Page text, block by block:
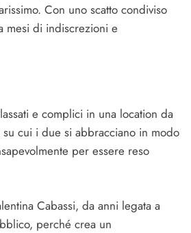
Con uno scatto condiviso
mesi di indiscrezioni e
e complici in una location da
cui i due si abbracciano in modo
per essere reso
Cabassi, da anni legata a
perché crea un